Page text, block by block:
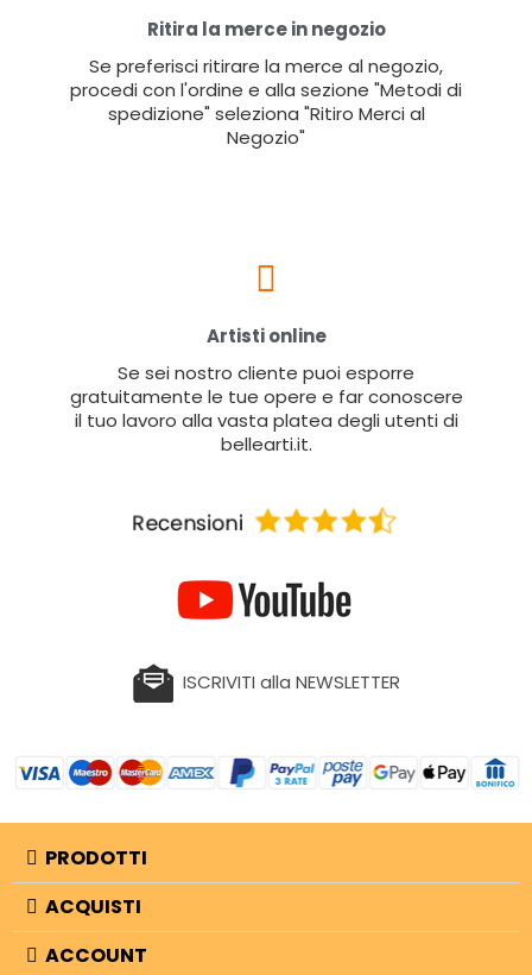
Ritira la merce in negozio
Se preferisci ritirare la merce al negozio,
procedi con l'ordine e alla sezione "Metodi di
spedizione" seleziona "Ritiro Merci al
Negozio"
Artisti online
Se sei nostro cliente puoi esporre
gratuitamente le tue opere e far conoscere
il tuo lavoro alla vasta platea degli utenti di
bellearti.it.
ISCRIVITI alla NEWSLETTER
PRODOTTI
ACQUISTI
ACCOUNT